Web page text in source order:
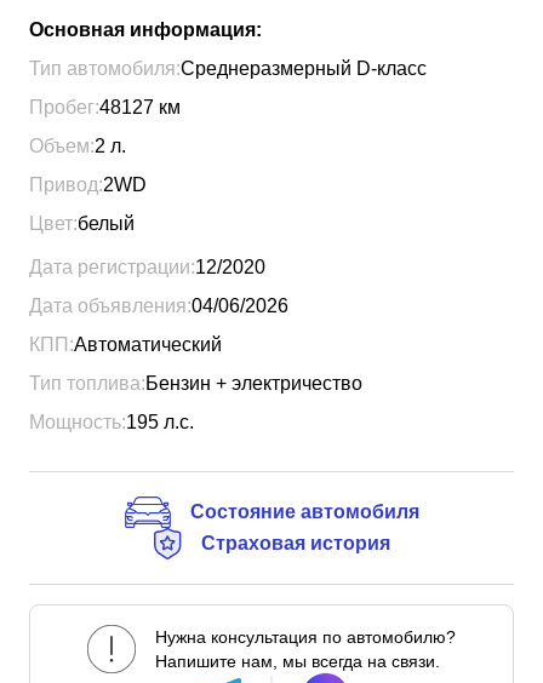
Основная информация:
Тип автомобиля:Среднеразмерный D-класс
Пробег:48127 км
Объем:2 л.
Привод:2WD
Цвет:белый
Дата регистрации:12/2020
Дата объявления:04/06/2026
КПП:Автоматический
Тип топлива:Бензин + электричество
Мощность:195 л.с.
Состояние автомобиля
Страховая история
Нужна консультация по автомобилю?
Напишите нам, мы всегда на связи.